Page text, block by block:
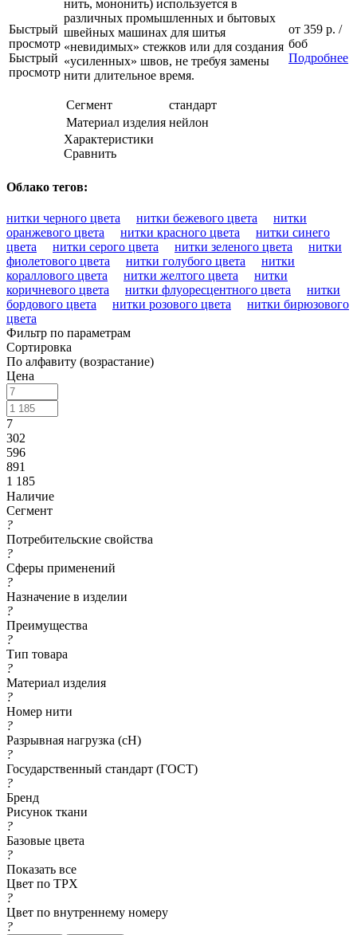
Быстрый
просмотр
Быстрый
просмотр
нить, мононить) используется в
различных промышленных и бытовых
швейных машинах для шитья
«невидимых» стежков или для создания
«усиленных» швов, не требуя замены
нити длительное время.
Сегмент
стандарт
Материал изделия нейлон
Характеристики
Сравнить
от 359 р. /
боб
Подробнее
Облако тегов:
нитки черного цвета нитки бежевого цвета
нитки
оранжевого цвета
нитки красного цвета
нитки синего
цвета
нитки серого цвета нитки зеленого цвета
нитки
фиолетового цвета
нитки голубого цвета
нитки
кораллового цвета
нитки желтого цвета
нитки
коричневого цвета
нитки флуоресцентного цвета
нитки
бордового цвета
нитки розового цвета
нитки бирюзового
цвета
Фильтр по параметрам
Сортировка
По алфавиту (возрастание)
Цена
7
302
596
891
1 185
Наличие
Сегмент
?
Потребительские свойства
?
Сферы применений
?
Назначение в изделии
?
Преимущества
?
Тип товара
?
Материал изделия
?
Номер нити
?
Разрывная нагрузка (сН)
?
Государственный стандарт (ГОСТ)
?
Бренд
Рисунок ткани
?
Базовые цвета
?
Показать все
Цвет по TPX
?
Цвет по внутреннему номеру
?